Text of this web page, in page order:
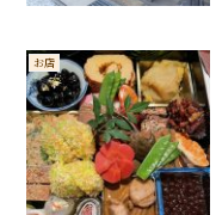
お店